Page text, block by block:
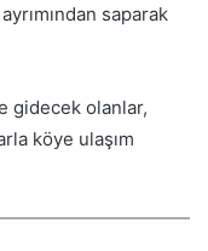
saparak
gidecek olanlar,
köye ulaşım